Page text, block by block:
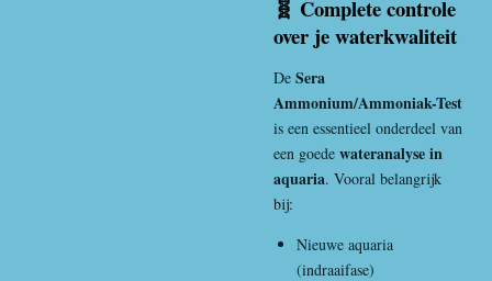
🧬 Complete controle
over je waterkwaliteit
De Sera
Ammonium/Ammoniak-Test
is een essentieel onderdeel van
een goede wateranalyse in
aquaria. Vooral belangrijk
bij:
Nieuwe aquaria
(indraaifase)